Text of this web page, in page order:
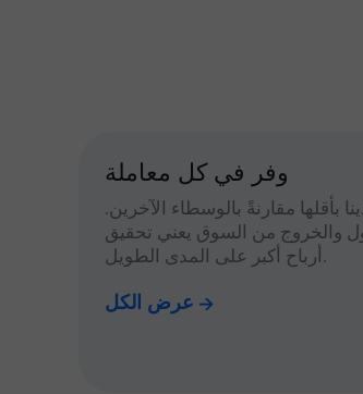
وفر في كل معاملة
بأقلها مقارنةً بالوسطاء الآخرين.
والخروج من السوق يعني تحقيق
أرباح أكبر على المدى الطويل.
عرض الكل